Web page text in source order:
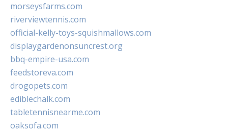
morseysfarms.com
riverviewtennis.com
official-kelly-toys-squishmallows.com
displaygardenonsuncrest.org
bbq-empire-usa.com
feedstoreva.com
drogopets.com
ediblechalk.com
tabletennisnearme.com
oaksofa.com